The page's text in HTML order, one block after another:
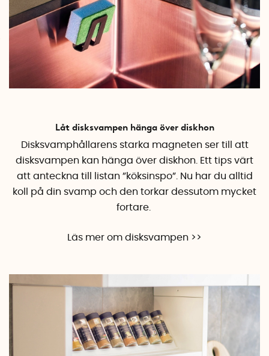
Låt disksvampen hänga över diskhon
Disksvamphållarens starka magneten ser till att
disksvampen kan hänga över diskhon. Ett tips värt
att anteckna till listan ”köksinspo”. Nu har du alltid
koll på din svamp och den torkar dessutom mycket
fortare.
Läs mer om disksvampen >>